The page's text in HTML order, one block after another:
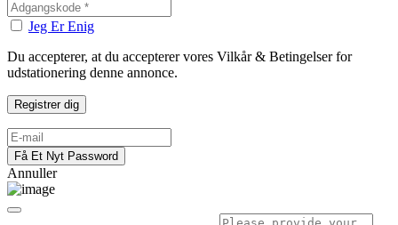
Jeg Er Enig
Du accepterer, at du accepterer vores Vilkår & Betingelser for
udstationering denne annonce.
Annuller